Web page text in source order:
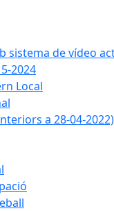
sistema de vídeo
2024
Local
a 28-04-2022)